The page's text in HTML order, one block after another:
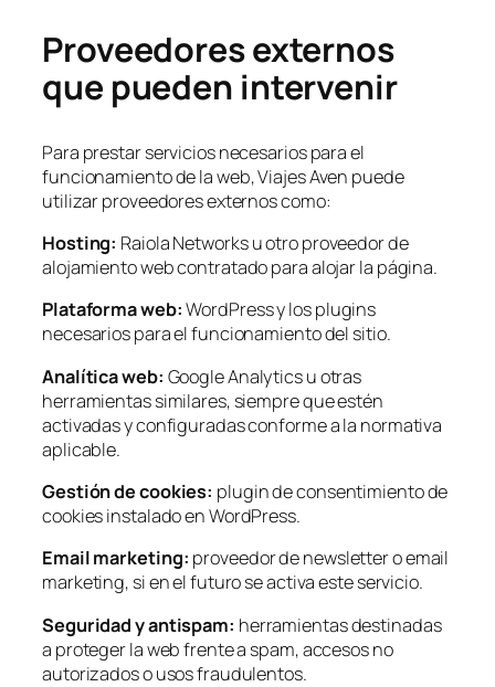
Proveedores externos
que pueden intervenir
Para prestar servicios necesarios para el
funcionamiento de la web, Viajes Aven puede
utilizar proveedores externos como:
Hosting: Raiola Networks u otro proveedor de
alojamiento web contratado para alojar la página.
Plataforma web:WordPress y los plugins
necesarios para el funcionamiento del sitio.
Analítica web: Google Analytics u otras
herramientas similares, siempre que estén
activadas y configuradas conforme a la normativa
aplicable.
Gestión de cookies: plugin de consentimiento de
cookies instalado en WordPress.
Email marketing: proveedor de newsletter o email
marketing, si en el futuro se activa este servicio.
Seguridad y antispam: herramientas destinadas
a proteger la web frente a spam, accesos no
autorizados o usos fraudulentos.